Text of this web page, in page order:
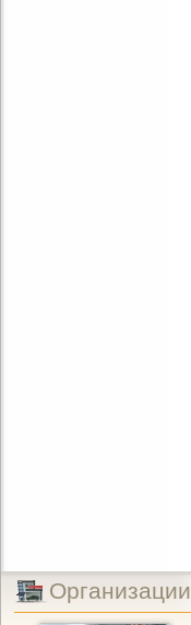
Организации